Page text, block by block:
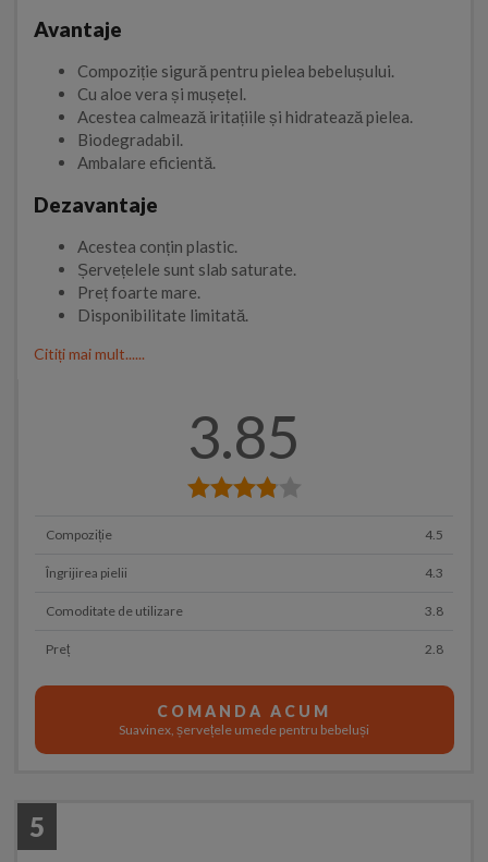
Avantaje
Compoziție sigură pentru pielea bebelușului.
Cu aloe vera și mușețel.
Acestea calmează iritațiile și hidratează pielea.
Biodegradabil.
Ambalare eficientă.
Dezavantaje
Acestea conțin plastic.
Șervețelele sunt slab saturate.
Preț foarte mare.
Disponibilitate limitată.
Citiți mai mult......
3.85
Compoziție 4.5
Îngrijirea pielii 4.3
Comoditate de utilizare 3.8
Preț 2.8
COMANDA ACUM
Suavinex, șervețele umede pentru bebeluși
5